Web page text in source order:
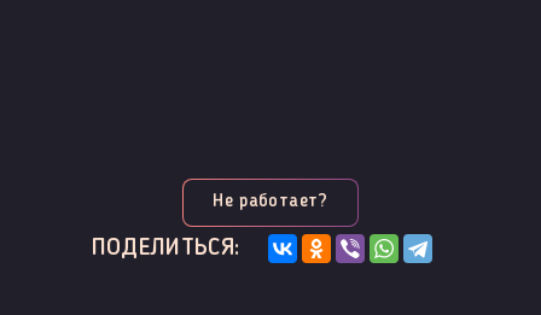
Не работает?
ПОДЕЛИТЬСЯ: